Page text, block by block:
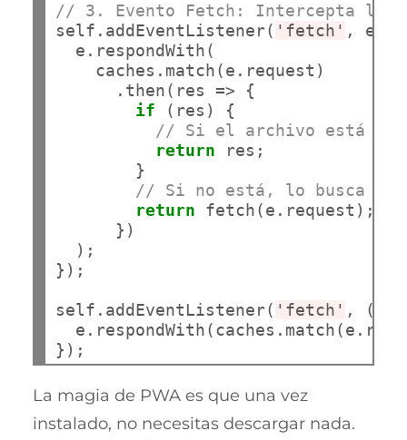
// 3. Evento Fetch: Intercepta las
self.addEventListener( 'fetch' , e
  e.respondWith(
    caches.match(e.request)
      .then(res => {
if (res) {
// Si el archivo está en
return res;
        }
// Si no está, lo busca en
return fetch(e.request);
      })
  );
});
self.addEventListener( 'fetch' , (e)
La magia de PWA es que una vez
instalado, no necesitas descargar nada.